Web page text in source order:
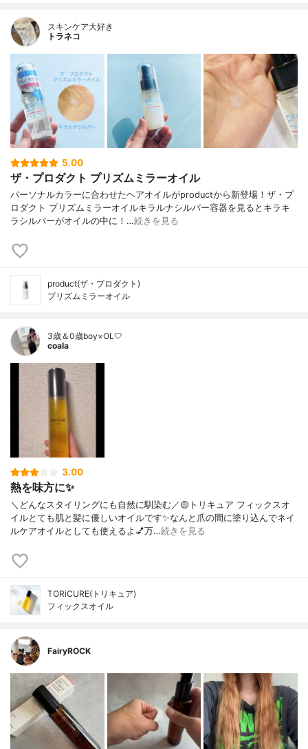
スキンケア大好き
トラネコ
5.00
ザ・プロダクト プリズムミラーオイル
パーソナルカラーに合わせたヘアオイルがproductから新登場！ザ・プ
ロダクト プリズムミラーオイルキラルナシルバー容器を見るとキラキ
ラシルバーがオイルの中に！…続きを見る
product(ザ・プロダクト)
プリズムミラーオイル
3歳＆0歳boy×OL🤍
coala
3.00
熱を味方に✨
＼どんなスタイリングにも自然に馴染む／🟡トリキュア フィックスオ
イルとても肌と髪に優しいオイルです✨なんと爪の間に塗り込んでネイ
ルケアオイルとしても使えるよ💅万…続きを見る
TORiCURE(トリキュア)
フィックスオイル
FairyROCK